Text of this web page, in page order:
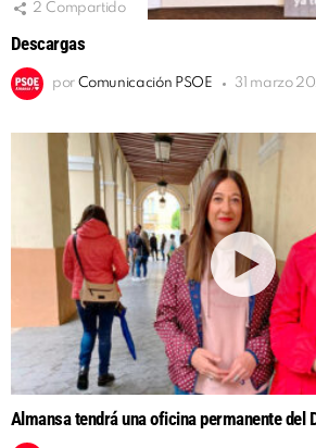
2 Compartido
Descargas
por Comunicación PSOE 31 marzo
Almansa tendrá una oficina permanente del